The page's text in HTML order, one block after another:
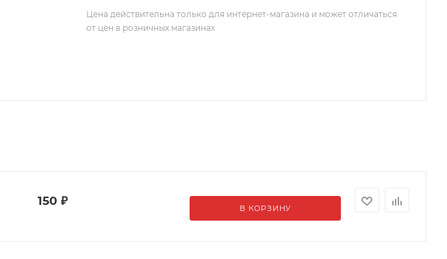
Цена действительна только для интернет-магазина и может отличаться
от цен в розничных магазинах
150 ₽
В КОРЗИНУ